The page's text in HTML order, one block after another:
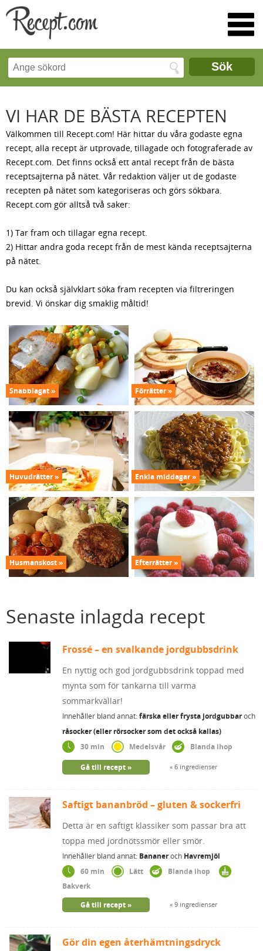
Sök
VI HAR DE BÄSTA RECEPTEN
Välkommen till Recept.com! Här hittar du våra godaste egna
recept, alla recept är utprovade, tillagade och fotograferade av
Recept.com. Det finns också ett antal recept från de bästa
receptsajterna på nätet. Vår redaktion väljer ut de godaste
recepten på nätet som kategoriseras och görs sökbara.
Recept.com gör alltså två saker:
1) Tar fram och tillagar egna recept.
2) Hittar andra goda recept från de mest kända receptsajterna
på nätet.
Du kan också självklart söka fram recepten via filtreringen
brevid. Vi önskar dig smaklig måltid!
Snabblagat Förrätter
Huvudrätter Enkla middagar
Husmanskost Efterrätter
Senaste inlagda recept
Frossé – en svalkande jordgubbsdrink
En nyttig och god jordgubbsdrink toppad med
mynta som för tankarna till varma
sommarkvällar!
Innehåller bland annat:färska eller frysta jordgubbaroch
råsocker (eller rörsocker som det också kallas)
30 min
Medelsvår Blanda ihop
6 ingredienser
Gå till recept
Saftigt bananbröd – gluten & sockerfri
Detta är en saftigt klassiker som passar bra att
toppa med jordnötssmör eller smör.
Innehåller bland annat: Bananeroch Havremjöl
60 min
Lätt
Blanda ihop
Bakverk
9 ingredienser
Gå till recept
Gör din egen återhämtningsdryck